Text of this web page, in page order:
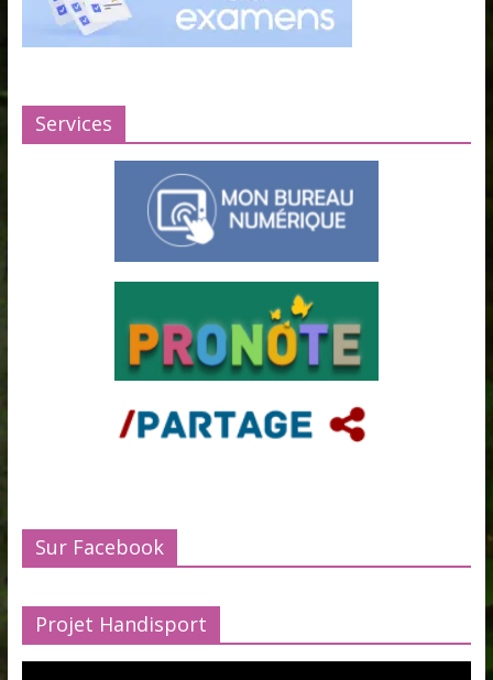
Services
Sur Facebook
Projet Handisport